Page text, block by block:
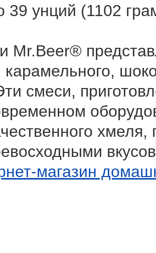
39 унций (1102
Mr.Beer®
карамельного,
смеси,
магазин